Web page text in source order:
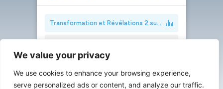
We value your privacy
We use cookies to enhance your browsing experience,
serve personalized ads or content, and analyze our traffic.